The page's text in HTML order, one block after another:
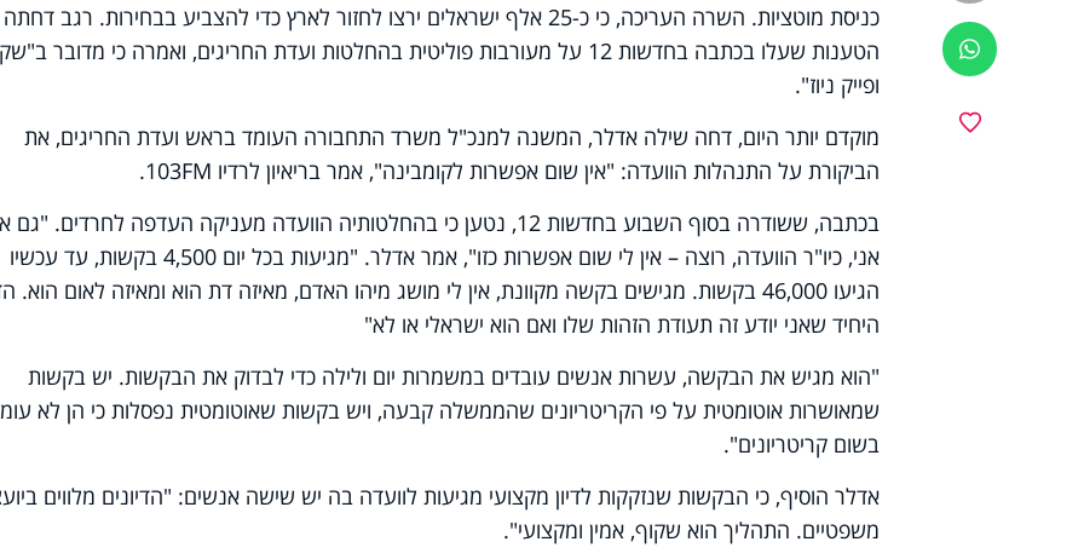
ווטסאפ
כניסת מוטציות. השרה העריכה, כי כ-25 אלף ישראלים ירצו לחזור לארץ כדי להצביע בבחירות. רגב
הטענות שעלו בכתבה בחדשות 12 על מעורבות פוליטית בהחלטות ועדת החריגים, ואמרה כי מדובר
ופייק ניוז".
מוקדם יותר היום, דחה שילה אדלר, המשנה למנכ"ל משרד התחבורה העומד בראש ועדת החריגים, את
הביקורת על התנהלות הוועדה: "אין שום אפשרות לקומבינה", אמר בריאיון לרדיו 103FM
.
בכתבה, ששודרה בסוף השבוע בחדשות 12, נטען כי בהחלטותיה הוועדה מעניקה העדפה לחרדים.
אני, כיו"ר הוועדה, רוצה – אין לי שום אפשרות כזו", אמר אדלר. "מגיעות בכל יום 4,500 בקשות, עד עכשיו
הגיעו 46,000 בקשות. מגישים בקשה מקוונת, אין לי מושג מיהו האדם, מאיזה דת הוא ומאיזה לאום הוא.
היחיד שאני יודע זה תעודת הזהות שלו ואם הוא ישראלי או לא"
"הוא מגיש את הבקשה, עשרות אנשים עובדים במשמרות יום ולילה כדי לבדוק את הבקשות. יש בקשות
שמאושרות אוטומטית על פי הקריטריונים שהממשלה קבעה, ויש בקשות שאוטומטית נפסלות כי הן לא
בשום קריטריונים".
אדלר הוסיף, כי הבקשות שנזקקות לדיון מקצועי מגיעות לוועדה בה יש שישה אנשים: "הדיונים מלווים
משפטיים. התהליך הוא שקוף, אמין ומקצועי".